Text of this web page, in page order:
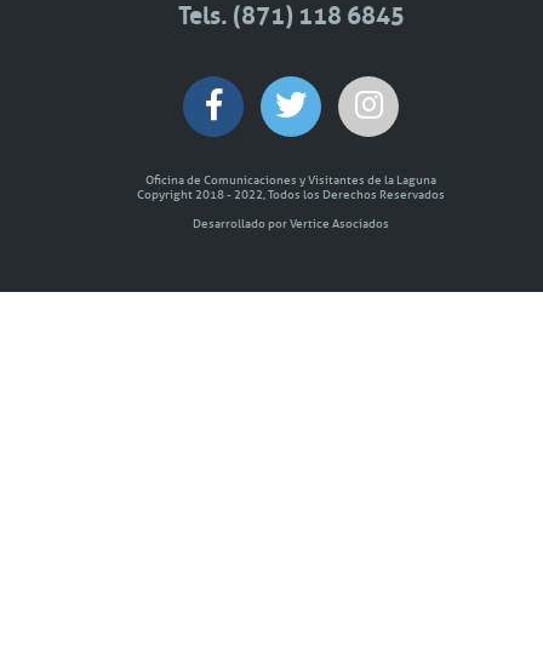
Tels. (871) 118 6845
Oficina de Comunicaciones y Visitantes de la Laguna
Copyright 2018 - 2022, Todos los Derechos Reservados
Desarrollado por Vertice Asociados